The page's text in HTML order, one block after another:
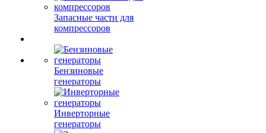
Запасные части для
компрессоров
Бензиновые
генераторы
Инверторные
генераторы